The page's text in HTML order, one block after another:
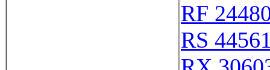
RF
RS